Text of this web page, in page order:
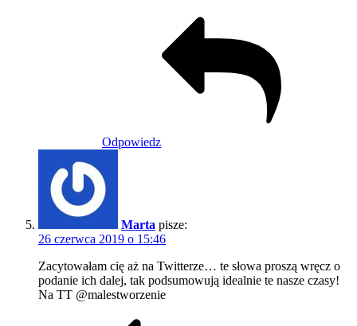
Odpowiedz
Marta pisze:
26 czerwca 2019 o 15:46
Zacytowałam cię aż na Twitterze… te słowa proszą wręcz o
podanie ich dalej, tak podsumowują idealnie te nasze czasy!
Na TT @malestworzenie